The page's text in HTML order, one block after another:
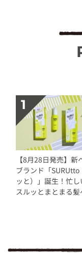
【8月28日発売】新
ブランド「SURUtto
ッと）」誕生！忙し
スルッとまとまる